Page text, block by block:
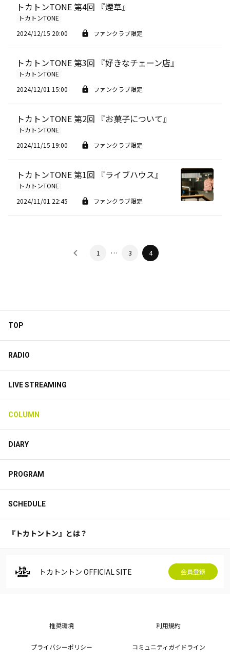
トカトンTONE 第4回 『煙草』
トカトンTONE
2024/12/15 20:00
ファンクラブ限定
トカトンTONE 第3回 『好きなチェーン店』
トカトンTONE
2024/12/01 15:00
ファンクラブ限定
トカトンTONE 第2回 『お菓子について』
トカトンTONE
2024/11/15 19:00
ファンクラブ限定
トカトンTONE 第1回 『ライブハウス』
トカトンTONE
2024/11/01 22:45
ファンクラブ限定
1 … 3 4
TOP
RADIO
LIVE STREAMING
COLUMN
DIARY
PROGRAM
SCHEDULE
『トカトントン』とは？
トカトントン OFFICIAL SITE 会員登録
推奨環境 利用規約
プライバシーポリシー コミュニティガイドライン